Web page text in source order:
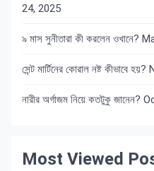
24, 2025
৯ মাস সুনীতারা কী করলেন ওখানে?
সেন্ট মার্টিনের কোরাল নষ্ট কীভাবে হয়?
নারীর অর্গাজম নিয়ে কতটুকু জানেন?
Most Viewed